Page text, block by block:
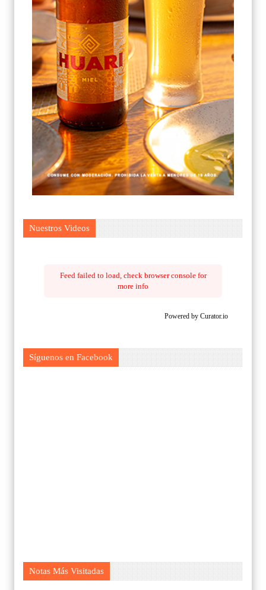
Nuestros Videos
Feed failed to load, check browser console for
more info
Powered by Curator.io
Síguenos en Facebook
Notas Más Visitadas